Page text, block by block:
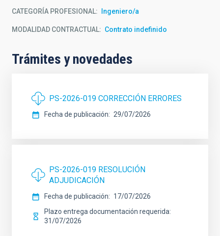
CATEGORÍA PROFESIONAL Ingeniero/a
MODALIDAD CONTRACTUAL Contrato indefinido
Trámites y novedades
PS-2026-019 CORRECCIÓN ERRORES
Fecha de publicación 29/07/2026
PS-2026-019 RESOLUCIÓN
ADJUDICACIÓN
Fecha de publicación
17/07/2026
Plazo entrega documentación requerida
31/07/2026